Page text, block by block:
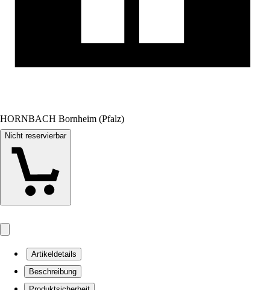
HORNBACH Bornheim (Pfalz)
Nicht reservierbar
Artikeldetails
Beschreibung